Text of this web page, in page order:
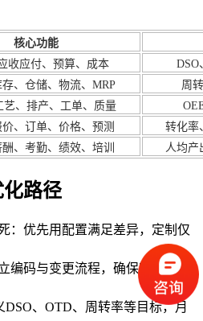
核心功能
收应付、预算、成本
DSO
、仓储、物流、MRP
周
艺、排产、工单、质量
、订单、价格、预测
转化率
、考勤、绩效、培训 人均产
路径
：优先用配置满足差异，定制仅
编码与变更流程，确保唯一性与
、OTD、周转率等目标，月